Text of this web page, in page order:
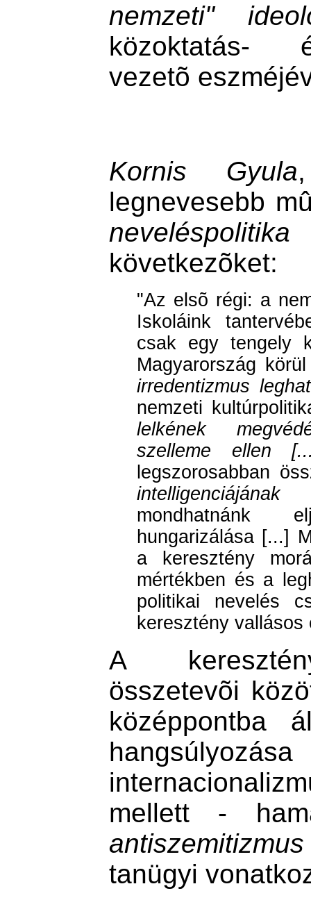
nemzeti"
közoktatás-
vezetõ
Kornis Gyula
legnevesebb
következõket:
"Az elsõ régi: a
Iskoláink
csak egy tengely
Magyarország
irredentizmus
nemzeti
lelkének
szelleme ellen
legszorosabban
mondhatnánk
hungarizálása [...]
a keresztény
mértékben és a
politikai nevelés
keresztény
A
összetevõi
középpontba
mellett -
antiszemitizmus
tanügyi